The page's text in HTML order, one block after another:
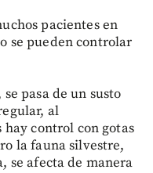
pacientes en
se pueden controlar
pasa de un susto
al
control con gotas
la fauna silvestre,
se afecta de manera